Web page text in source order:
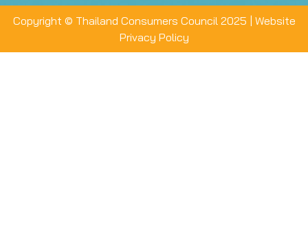
Copyright © Thailand Consumers Council 2025 | Website
Privacy Policy